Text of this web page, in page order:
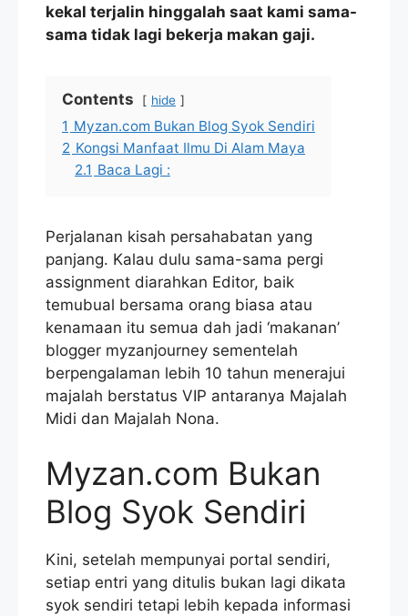
kekal terjalin hinggalah saat kami sama-
sama tidak lagi bekerja makan gaji.
Contents hide
1 Myzan.com Bukan Blog Syok Sendiri
2 Kongsi Manfaat Ilmu Di Alam Maya
2.1 Baca Lagi :
Perjalanan kisah persahabatan yang
panjang. Kalau dulu sama-sama pergi
assignment diarahkan Editor, baik
temubual bersama orang biasa atau
kenamaan itu semua dah jadi ‘makanan’
blogger myzanjourney sementelah
berpengalaman lebih 10 tahun menerajui
majalah berstatus VIP antaranya Majalah
Midi dan Majalah Nona.
Myzan.com Bukan
Blog Syok Sendiri
Kini, setelah mempunyai portal sendiri,
setiap entri yang ditulis bukan lagi dikata
syok sendiri tetapi lebih kepada informasi